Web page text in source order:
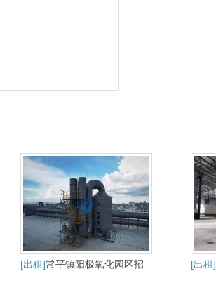
[出租]常平镇阳极氧化园区招
租有酸洗蚀刻氧化喷粉磷化碱
[出租]
租